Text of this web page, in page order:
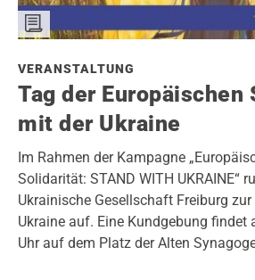
VERANSTALTUNG
Tag der
mit der Ukraine
Im Rahmen der Kampagne
Solidarität: STAND WITH UKRAINE“
Ukrainische Gesellschaft Freiburg
Ukraine auf. Eine Kundgebung findet
Uhr auf dem Platz der Alten